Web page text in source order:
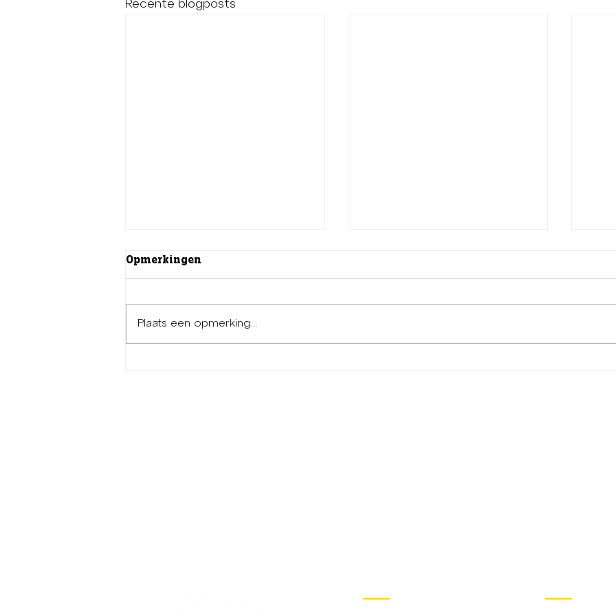
Recente blogposts
Opmerkingen
Plaats een opmerking...